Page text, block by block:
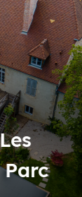
Helena